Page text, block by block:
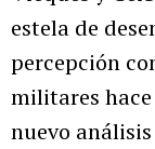
estela de
percepción
militares hace
nuevo